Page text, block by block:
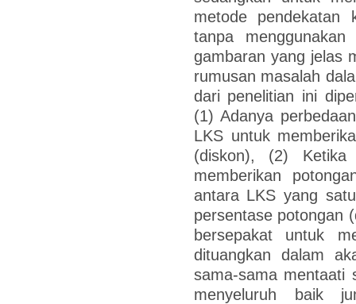
metode pendekatan
tanpa
gambaran yang jelas
rumusan masalah
dari penelitian ini
(1) Adanya
LKS untuk
(diskon), (2) Ketika
memberikan
antara LKS yang
persentase potongan
bersepakat untuk
dituangkan dalam
sama-sama mentaati
menyeluruh baik